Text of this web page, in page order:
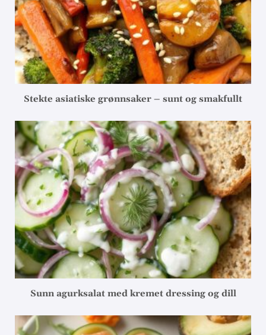
Stekte asiatiske grønnsaker – sunt og smakfullt
Sunn agurksalat med kremet dressing og dill